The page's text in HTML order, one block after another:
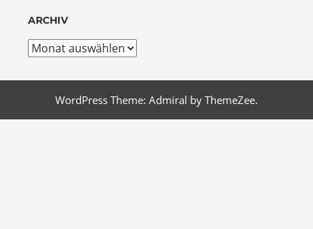
ARCHIV
Archiv
WordPress Theme: Admiral by ThemeZee.